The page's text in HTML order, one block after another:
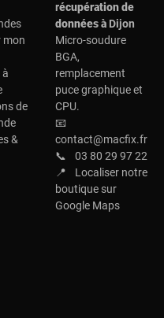
mon
de
&
récupération de
données àDijon
Micro-soudure
BGA,
remplacement
puce graphique et
CPU.
📧
contact@macfix.fr
📞
03 80 29 97 22
📍
Localiser notre
boutique sur
Google Maps